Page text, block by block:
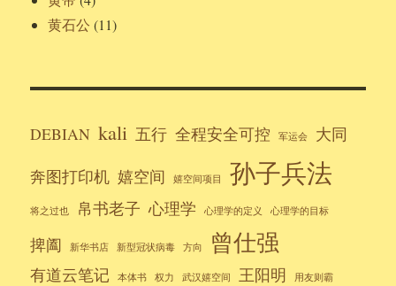
黄石公 (11)
DEBIAN kali 五行 全程安全可控 军运会
大同
奔图打印机 嬉空间 嬉空间项目 孙子兵法
将之过也 帛书老子 心理学 心理学的定义 心理学的目标
捭阖 新华书店 新型冠状病毒 方向 曾仕强
有道云笔记 本体书 权力 武汉嬉空间 王阳明 用友则霸